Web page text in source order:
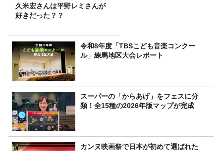
久米宏さんは平野レミさんが
好きだった？？
令和8年度「TBSこども音楽コンクー
ル」練馬地区大会レポート
スーパーの「からあげ」をフェスに分
類！全15種の2026年版マップが完成
カンヌ映画祭で日本が初めて選ばれた